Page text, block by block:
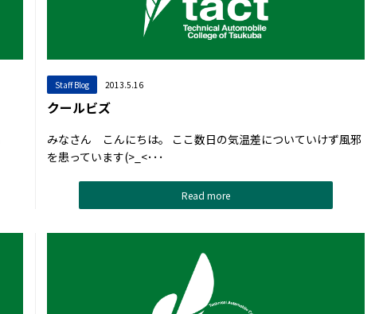
Staff Blog 2013.5.16
クールビズ
みなさん こんにちは。 ここ数日の気温差についていけず風邪
を患っています(>_<･･･
Read more